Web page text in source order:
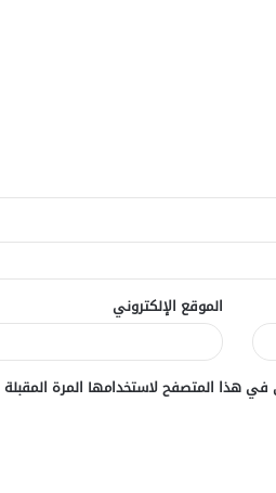
الموقع الإلكتروني
في هذا المتصفح لاستخدامها المرة